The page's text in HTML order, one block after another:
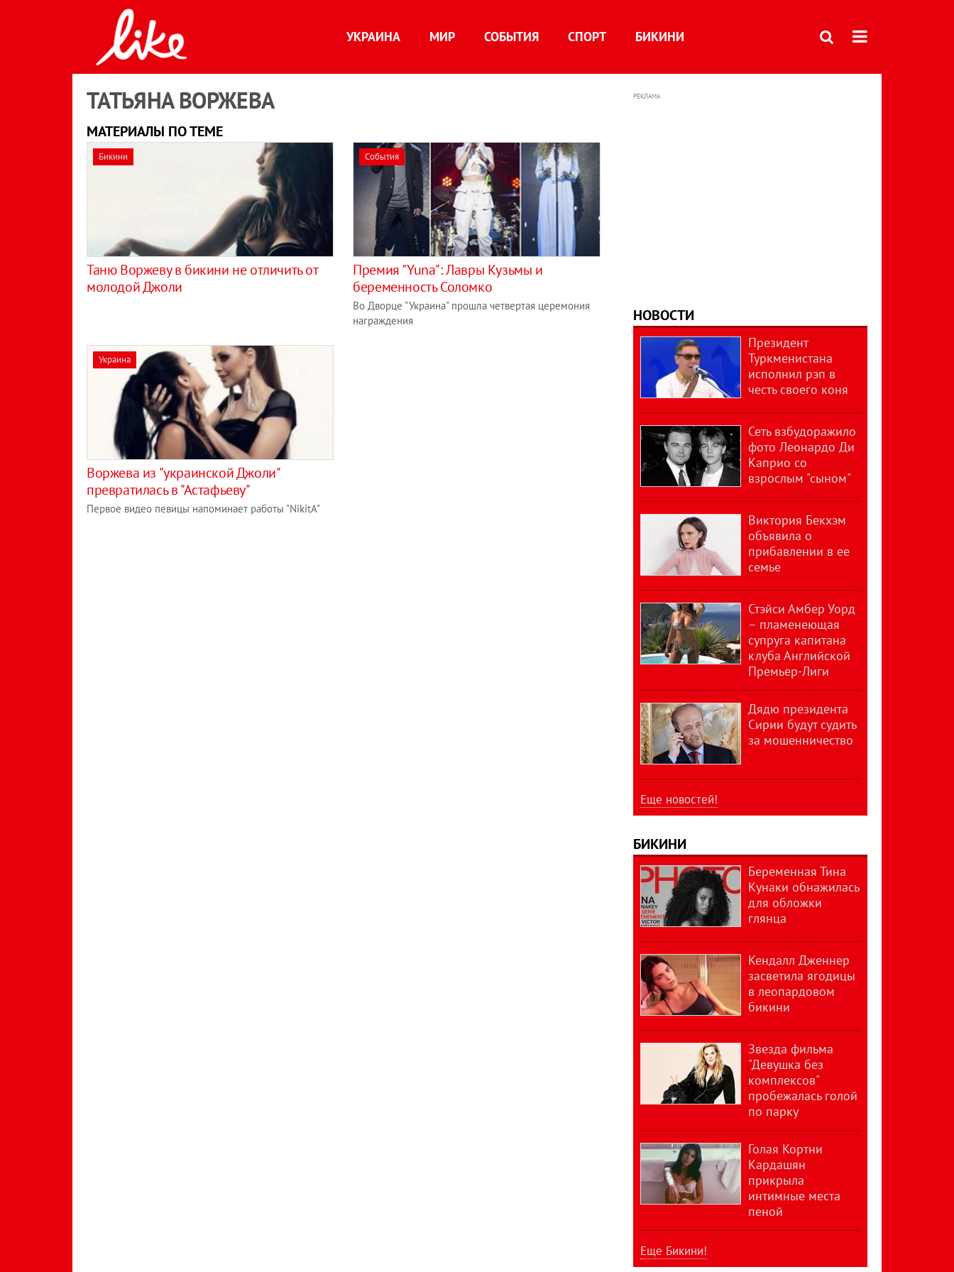
УКРАИНА МИР СОБЫТИЯ СПОРТ БИКИНИ
ТАТЬЯНА ВОРЖЕВА
МАТЕРИАЛЫ ПО ТЕМЕ
Бикини
Таню Воржеву в бикини не отличить от
молодой Джоли
События
Премия "Yuna": Лавры Кузьмы и
беременность Соломко
Во Дворце "Украина" прошла четвертая церемония
награждения
Украина
Воржева из "украинской Джоли"
превратилась в "Астафьеву"
Первое видео певицы напоминает работы "NikitA"
РЕКЛАМА
НОВОСТИ
Президент
Туркменистана
исполнил рэп в
честь своего коня
Сеть взбудоражило
фото Леонардо Ди
Каприо со
взрослым "сыном"
Виктория Бекхэм
объявила о
прибавлении в ее
семье
Стэйси Амбер Уорд
– пламенеющая
супруга капитана
клуба Английской
Премьер-Лиги
Дядю президента
Сирии будут судить
за мошенничество
Еще новостей!
БИКИНИ
Беременная Тина
Кунаки обнажилась
для обложки
глянца
Кендалл Дженнер
засветила ягодицы
в леопардовом
бикини
Звезда фильма
"Девушка без
комплексов"
пробежалась голой
по парку
Голая Кортни
Кардашян
прикрыла
интимные места
пеной
Еще Бикини!